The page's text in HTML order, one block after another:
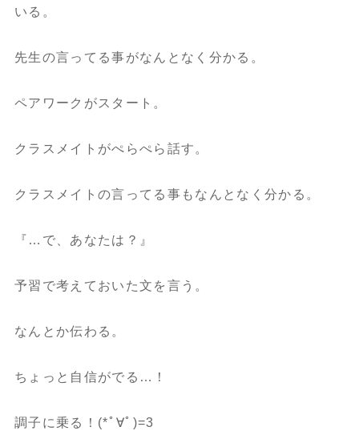
いる。
先生の言ってる事がなんとなく分かる。
ペアワークがスタート。
クラスメイトがぺらぺら話す。
クラスメイトの言ってる事もなんとなく分かる。
『…で、あなたは？』
予習で考えておいた文を言う。
なんとか伝わる。
ちょっと自信がでる…！
調子に乗る！(*ﾟ∀ﾟ)=3